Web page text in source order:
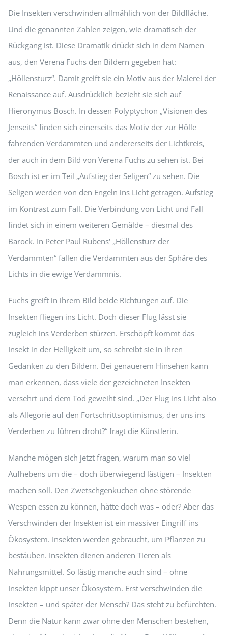
Die Insekten verschwinden allmählich von der Bildfläche.
Und die genannten Zahlen zeigen, wie dramatisch der
Rückgang ist. Diese Dramatik drückt sich in dem Namen
aus, den Verena Fuchs den Bildern gegeben hat:
„Höllensturz“. Damit greift sie ein Motiv aus der Malerei der
Renaissance auf. Ausdrücklich bezieht sie sich auf
Hieronymus Bosch. In dessen Polyptychon „Visionen des
Jenseits“ finden sich einerseits das Motiv der zur Hölle
fahrenden Verdammten und andererseits der Lichtkreis,
der auch in dem Bild von Verena Fuchs zu sehen ist. Bei
Bosch ist er im Teil „Aufstieg der Seligen“ zu sehen. Die
Seligen werden von den Engeln ins Licht getragen. Aufstieg
im Kontrast zum Fall. Die Verbindung von Licht und Fall
findet sich in einem weiteren Gemälde – diesmal des
Barock. In Peter Paul Rubens‘ „Höllensturz der
Verdammten“ fallen die Verdammten aus der Sphäre des
Lichts in die ewige Verdammnis.
Fuchs greift in ihrem Bild beide Richtungen auf. Die
Insekten fliegen ins Licht. Doch dieser Flug lässt sie
zugleich ins Verderben stürzen. Erschöpft kommt das
Insekt in der Helligkeit um, so schreibt sie in ihren
Gedanken zu den Bildern. Bei genauerem Hinsehen kann
man erkennen, dass viele der gezeichneten Insekten
versehrt und dem Tod geweiht sind. „Der Flug ins Licht also
als Allegorie auf den Fortschrittsoptimismus, der uns ins
Verderben zu führen droht?“ fragt die Künstlerin.
Manche mögen sich jetzt fragen, warum man so viel
Aufhebens um die – doch überwiegend lästigen – Insekten
machen soll. Den Zwetschgenkuchen ohne störende
Wespen essen zu können, hätte doch was – oder? Aber das
Verschwinden der Insekten ist ein massiver Eingriff ins
Ökosystem. Insekten werden gebraucht, um Pflanzen zu
bestäuben. Insekten dienen anderen Tieren als
Nahrungsmittel. So lästig manche auch sind – ohne
Insekten kippt unser Ökosystem. Erst verschwinden die
Insekten – und später der Mensch? Das steht zu befürchten.
Denn die Natur kann zwar ohne den Menschen bestehen,